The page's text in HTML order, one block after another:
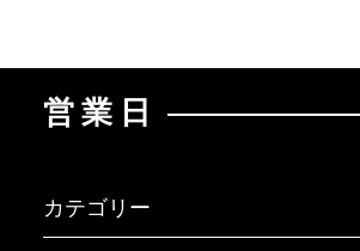
営業日
カテゴリー